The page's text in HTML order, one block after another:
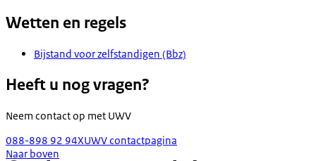
Wetten en regels
Bijstand voor zelfstandigen (Bbz)
Heeft u nog vragen?
Neem contact op met UWV
088-898 92 94XUWV contactpagina
Naar boven